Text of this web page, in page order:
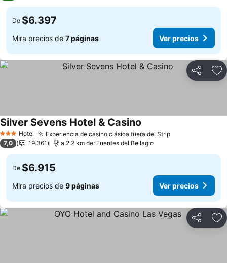
De $6.397
Mira precios de 7 páginas Ver precios
Compartir
3 Estrellas
Hotel Experiencia de casino clásica fuera del StripVer precios
Silver Sevens Hotel & Casino
7,0 19.361 a 2.2 km de: Fuentes del Bellagio
De $6.915
Mira precios de 9 páginas Ver precios
Compartir